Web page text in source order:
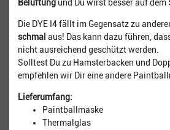
Belüftung und Du wirst besser auf
Die DYE I4 fällt im Gegensatz zu
schmal aus! Das kann dazu führen,
nicht ausreichend geschützt werden.
Solltest Du zu Hamsterbacken und
empfehlen wir Dir eine andere
Lieferumfang:
Paintballmaske
Thermalglas